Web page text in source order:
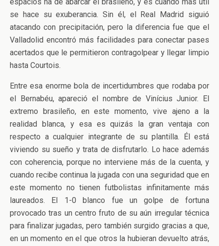
se hace su exuberancia. Sin él, el Real Madrid siguió
atacando con precipitación, pero la diferencia fue que el
Valladolid encontró más facilidades para conectar pases
acertados que le permitieron contragolpear y llegar limpio
hasta Courtois.
Entre esa enorme bola de incertidumbres que rodaba por
el Bernabéu, apareció el nombre de Vinícius Junior. El
extremo brasileño, en este momento, vive ajeno a la
realidad blanca, y esa es quizás la gran ventaja con
respecto a cualquier integrante de su plantilla. Él está
viviendo su sueño y trata de disfrutarlo. Lo hace además
con coherencia, porque no interviene más de la cuenta, y
cuando recibe continua la jugada con una seguridad que en
este momento no tienen futbolistas infinitamente más
laureados. El 1-0 blanco fue un golpe de fortuna
provocado tras un centro fruto de su aún irregular técnica
para finalizar jugadas, pero también surgido gracias a que,
en un momento en el que otros la hubieran devuelto atrás,